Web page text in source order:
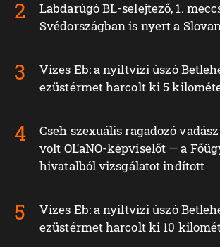
Labdarúgó BL-selejtező, 1.
Svédországban is nyert a
Vizes Eb: a nyíltvízi úszó
ezüstérmet harcolt ki 5
Cseh szexuális ragadozó
volt OĽaNO-képviselőt — a
hivatalból vizsgálatot indított
Vizes Eb: a nyíltvízi úszó
ezüstérmet harcolt ki 10